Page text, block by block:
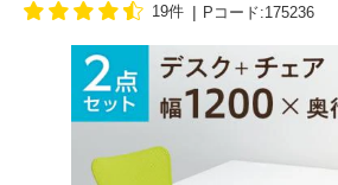
19件 Pコード:175236